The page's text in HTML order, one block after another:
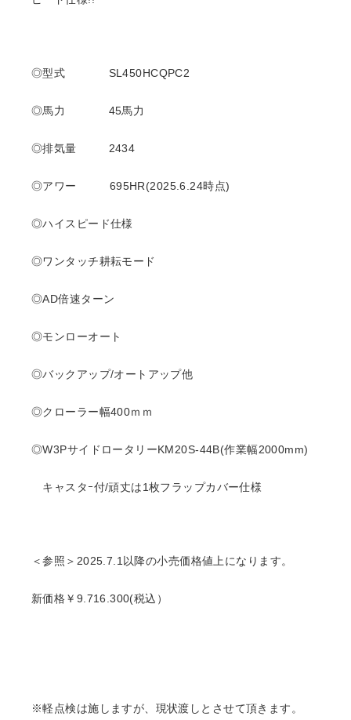
◎型式 SL450HCQPC2
◎馬力 45馬力
◎排気量 2434
◎アワー 695HR(2025.6.24時点)
◎ハイスピード仕様
◎ワンタッチ耕耘モード
◎AD倍速ターン
◎モンローオート
◎バックアップ/オートアップ他
◎クローラー幅400ｍｍ
◎W3PサイドロータリーKM20S-44B(作業幅2000mm)
キャスタｰ付/頑丈は1枚フラップカバー仕様
＜参照＞2025.7.1以降の小売価格値上になります。
新価格￥9.716.300(税込）
※軽点検は施しますが、現状渡しとさせて頂きます。